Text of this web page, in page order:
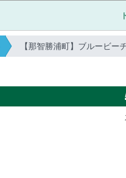
【那智勝浦町】ブルービ